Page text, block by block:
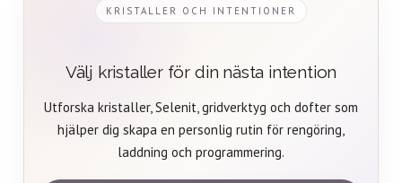
KRISTALLER OCH INTENTIONER
Välj kristaller för din nästa intention
Utforska kristaller, Selenit, gridverktyg och dofter som
hjälper dig skapa en personlig rutin för rengöring,
laddning och programmering.